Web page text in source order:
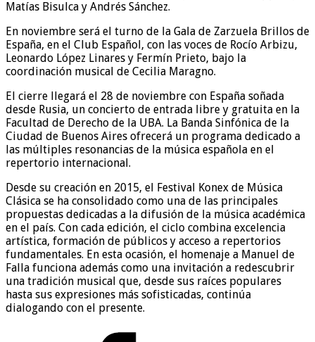
Matías Bisulca y Andrés Sánchez.
En noviembre será el turno de la Gala de Zarzuela Brillos de
España, en el Club Español, con las voces de Rocío Arbizu,
Leonardo López Linares y Fermín Prieto, bajo la
coordinación musical de Cecilia Maragno.
El cierre llegará el 28 de noviembre con España soñada
desde Rusia, un concierto de entrada libre y gratuita en la
Facultad de Derecho de la UBA. La Banda Sinfónica de la
Ciudad de Buenos Aires ofrecerá un programa dedicado a
las múltiples resonancias de la música española en el
repertorio internacional.
Desde su creación en 2015, el Festival Konex de Música
Clásica se ha consolidado como una de las principales
propuestas dedicadas a la difusión de la música académica
en el país. Con cada edición, el ciclo combina excelencia
artística, formación de públicos y acceso a repertorios
fundamentales. En esta ocasión, el homenaje a Manuel de
Falla funciona además como una invitación a redescubrir
una tradición musical que, desde sus raíces populares
hasta sus expresiones más sofisticadas, continúa
dialogando con el presente.